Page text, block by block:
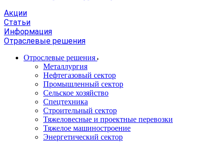
Акции
Статьи
Информация
Отраслевые решения
Отрослевые решения
Металлургия
Нефтегазовый сектор
Промышленный сектор
Сельское хозяйство
Спецтехника
Строительный сектор
Тяжеловесные и проектные перевозки
Тяжелое машиностроение
Энергетический сектор